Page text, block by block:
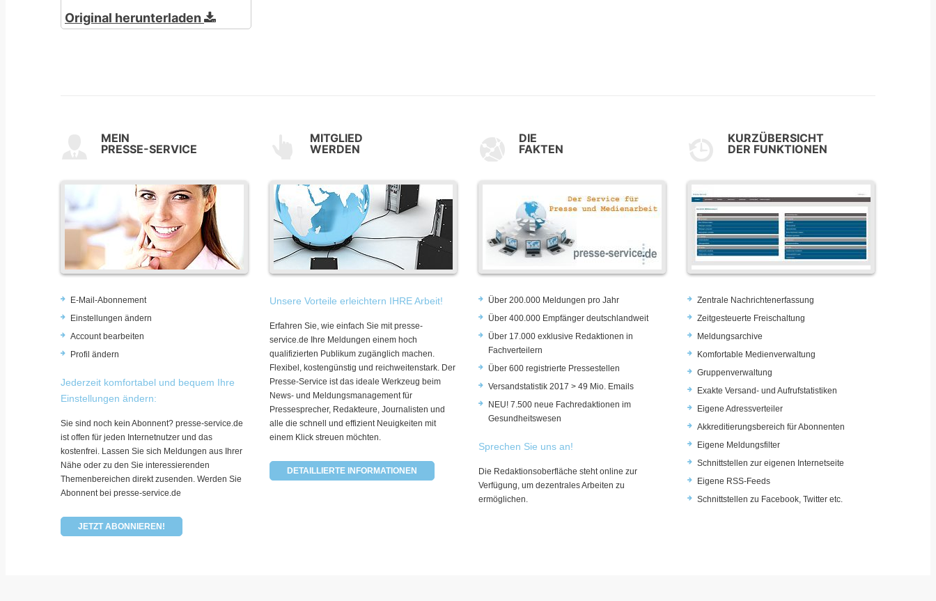
Original herunterladen
MEIN
PRESSE-SERVICE
E-Mail-Abonnement
Einstellungen ändern
Account bearbeiten
Profil ändern
Jederzeit komfortabel und bequem Ihre
Einstellungen ändern:
Sie sind noch kein Abonnent? presse-service.de
ist offen für jeden Internetnutzer und das
kostenfrei. Lassen Sie sich Meldungen aus Ihrer
Nähe oder zu den Sie interessierenden
Themenbereichen direkt zusenden. Werden Sie
Abonnent bei presse-service.de
JETZT ABONNIEREN!
MITGLIED
WERDEN
Unsere Vorteile erleichtern IHRE Arbeit!
Erfahren Sie, wie einfach Sie mit presse-
service.de Ihre Meldungen einem hoch
qualifizierten Publikum zugänglich machen.
Flexibel, kostengünstig und reichweitenstark. Der
Presse-Service ist das ideale Werkzeug beim
News- und Meldungsmanagement für
Pressesprecher, Redakteure, Journalisten und
alle die schnell und effizient Neuigkeiten mit
einem Klick streuen möchten.
DETAILLIERTE INFORMATIONEN
DIE
FAKTEN
Über 200.000 Meldungen pro Jahr
Über 400.000 Empfänger deutschlandweit
Über 17.000 exklusive Redaktionen in
Fachverteilern
Über 600 registrierte Pressestellen
Versandstatistik 2017 > 49 Mio. Emails
NEU! 7.500 neue Fachredaktionen im
Gesundheitswesen
Sprechen Sie uns an!
Die Redaktionsoberfläche steht online zur
Verfügung, um dezentrales Arbeiten zu
ermöglichen.
KURZÜBERSICHT
DER FUNKTIONEN
Zentrale Nachrichtenerfassung
Zeitgesteuerte Freischaltung
Meldungsarchive
Komfortable Medienverwaltung
Gruppenverwaltung
Exakte Versand- und Aufrufstatistiken
Eigene Adressverteiler
Akkreditierungsbereich für Abonnenten
Eigene Meldungsfilter
Schnittstellen zur eigenen Internetseite
Eigene RSS-Feeds
Schnittstellen zu Facebook, Twitter etc.